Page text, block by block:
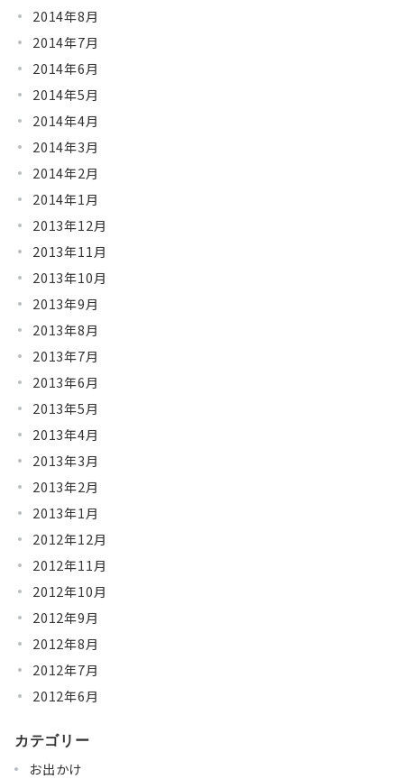
2014年8月
2014年7月
2014年6月
2014年5月
2014年4月
2014年3月
2014年2月
2014年1月
2013年12月
2013年11月
2013年10月
2013年9月
2013年8月
2013年7月
2013年6月
2013年5月
2013年4月
2013年3月
2013年2月
2013年1月
2012年12月
2012年11月
2012年10月
2012年9月
2012年8月
2012年7月
2012年6月
カテゴリー
お出かけ